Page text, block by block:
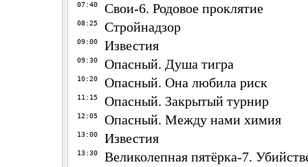
07:40 Свои-6. Родовое проклятие
08:25 Стройнадзор
09:00 Известия
09:30 Опасный. Душа тигра
10:20 Опасный. Она любила риск
11:15 Опасный. Закрытый турнир
12:05 Опасный. Между нами химия
13:00 Известия
13:30 Великолепная пятёрка-7.